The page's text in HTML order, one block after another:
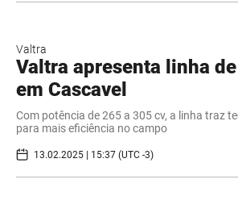
Valtra
Valtra apresenta linha
em Cascavel
Com potência de 265 a 305 cv, a linha traz
para mais eficiência no campo
13.02.2025 | 15:37 (UTC -3)